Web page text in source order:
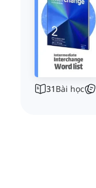
31Bài học